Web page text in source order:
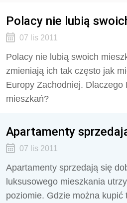
Polacy nie lubią
07 lis 2011
Polacy nie lubią swoich
zmieniają ich tak często jak
Europy Zachodniej. Dlaczego
mieszkań?
Apartamenty
07 lis 2011
Apartamenty sprzedają się
luksusowego mieszkania
poziomie. Gdzie można kupić